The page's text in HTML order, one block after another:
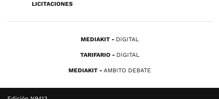
LICITACIONES
MEDIAKIT DIGITAL
TARIFARIO DIGITAL
MEDIAKIT AMBITO DEBATE